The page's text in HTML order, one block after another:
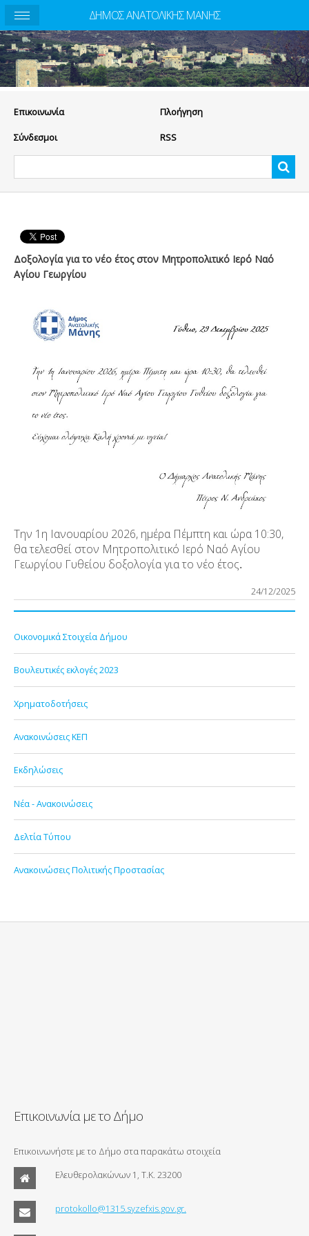
Eπικοινωνία Πλοήγηση
Σύνδεσμοι RSS
Δοξολογία για το νέο έτος στον Μητροπολιτικό Ιερό Ναό
Αγίου Γεωργίου
Την 1η Ιανουαρίου 2026, ημέρα Πέμπτη και ώρα 10:30,
θα τελεσθεί στον Μητροπολιτικό Ιερό Ναό Αγίου
Γεωργίου Γυθείου δοξολογία για το νέο έτος.
24/12/2025
Οικονομικά Στοιχεία Δήμου
Βουλευτικές εκλογές 2023
Χρηματοδοτήσεις
Ανακοινώσεις ΚΕΠ
Εκδηλώσεις
Νέα - Ανακοινώσεις
Δελτία Τύπου
Ανακοινώσεις Πολιτικής Προστασίας
Επικοινωνία με το Δήμο
Επικοινωνήστε με το Δήμο στα παρακάτω στοιχεία
Ελευθερολακώνων 1, Τ.Κ. 23200
protokollo@1315.syzefxis.gov.gr.
ΔΗΜΟΣ ΑΝΑΤΟΛΙΚΗΣ ΜΑΝΗΣ